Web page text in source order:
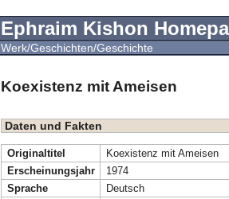
Ephraim Kishon
Werk/Geschichten/Geschichte
Koexistenz mit Ameisen
Daten und Fakten
Originaltitel
Koexistenz mit Ameisen
Erscheinungsjahr
1974
Sprache
Deutsch